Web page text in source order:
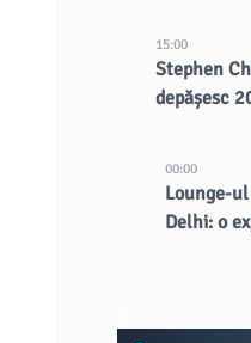
15:00
Stephen
depășesc
00:00
Lounge-
Delhi: o